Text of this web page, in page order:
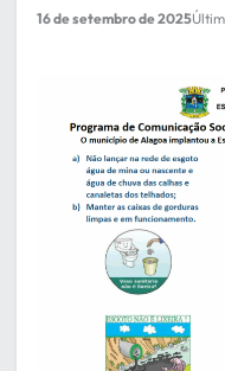
16 de setembro de 2025